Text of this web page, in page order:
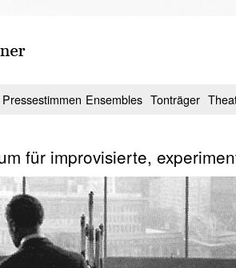
Pressestimmen Ensembles Tonträger
für improvisierte,